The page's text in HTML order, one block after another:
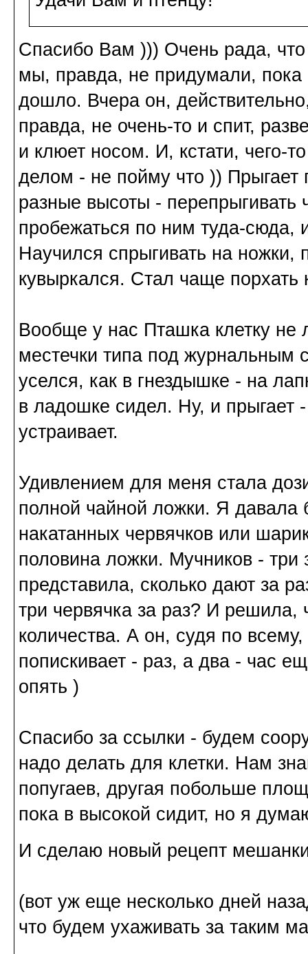
Спасибо Вам ))) Очень рада,
мы, правда, не придумали,
дошло. Вчера он,
правда, не очень-то и спит,
и клюет носом. И, кстати, чего-
делом - не пойму что )) Прыгает
разные высоты - перепрыгивать
пробежаться по ним туда-сюда,
Научился спрыгивать на ножки,
кувыркался. Стал чаще
Вообще у нас Пташка клетку не
местечки типа под журнальным
уселся, как в гнездышке - на
в ладошке сидел. Ну, и прыгает
устраивает.
Удивлением для меня стала
полной чайной ложки. Я давала
накатанных червячков или
половина ложки. Мучников -
представила, сколько дают за
три червячка за раз? И решила,
количества. А он, судя по
попискивает - раз, а два - час
опять )
Спасибо за ссылки - будем
надо делать для клетки. Нам
попугаев, другая побольше
пока в высокой сидит, но я
И сделаю новый рецепт
(вот уж еще несколько дней
что будем ухаживать за таким